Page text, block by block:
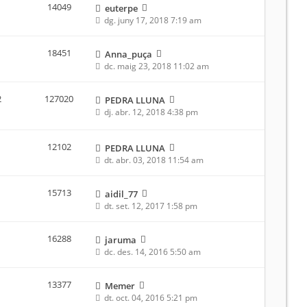
14049 euterpe
dg. juny 17, 2018 7:19 am
18451 Anna_puça
dc. maig 23, 2018 11:02 am
127020 PEDRA LLUNA
dj. abr. 12, 2018 4:38 pm
12102 PEDRA LLUNA
dt. abr. 03, 2018 11:54 am
15713 aidil_77
dt. set. 12, 2017 1:58 pm
16288 jaruma
dc. des. 14, 2016 5:50 am
13377 Memer
dt. oct. 04, 2016 5:21 pm